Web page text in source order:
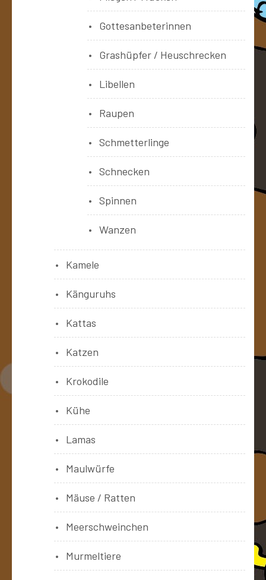
Gottesanbeterinnen
Grashüpfer / Heuschrecken
Libellen
Raupen
Schmetterlinge
Schnecken
Spinnen
Wanzen
Kamele
Känguruhs
Kattas
Katzen
Krokodile
Kühe
Lamas
Maulwürfe
Mäuse / Ratten
Meerschweinchen
Murmeltiere